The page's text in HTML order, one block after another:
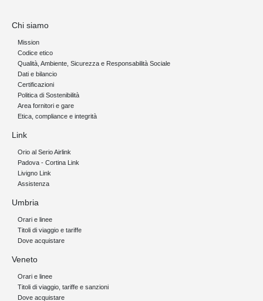
Chi siamo
Mission
Codice etico
Qualità, Ambiente, Sicurezza e Responsabilità Sociale
Dati e bilancio
Certificazioni
Politica di Sostenibilità
Area fornitori e gare
Etica, compliance e integrità
Link
Orio al Serio Airlink
Padova - Cortina Link
Livigno Link
Assistenza
Umbria
Orari e linee
Titoli di viaggio e tariffe
Dove acquistare
Veneto
Orari e linee
Titoli di viaggio, tariffe e sanzioni
Dove acquistare